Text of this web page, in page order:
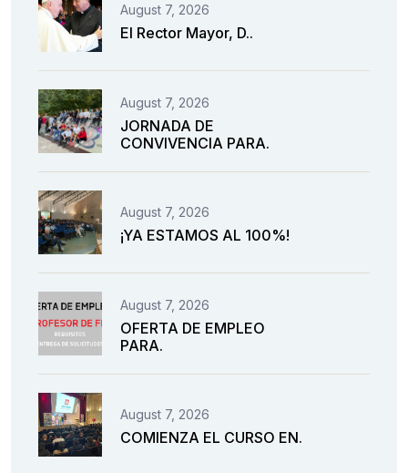
August 7, 2026
El Rector Mayor, D..
August 7, 2026
JORNADA DE
CONVIVENCIA PARA.
August 7, 2026
¡YA ESTAMOS AL 100%!
August 7, 2026
OFERTA DE EMPLEO
PARA.
August 7, 2026
COMIENZA EL CURSO EN.